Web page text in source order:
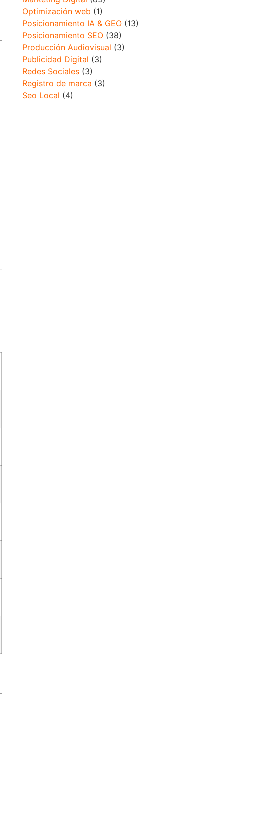
Optimización web (1)
Posicionamiento IA & GEO(13)
Posicionamiento SEO(38)
Producción Audiovisual (3)
Publicidad Digital (3)
Redes Sociales(3)
Registro de marca (3)
Seo Local (4)